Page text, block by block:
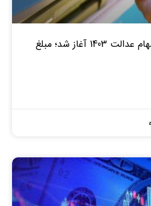
واریز مرحله اول سود سهام عدالت 1403 آغاز شد؛ مبلغ